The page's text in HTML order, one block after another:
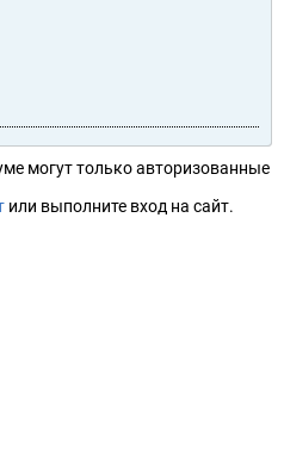
могут только авторизованные
или выполните вход на сайт.